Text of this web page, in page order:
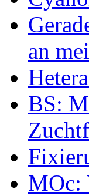
an
BS:
MOc: